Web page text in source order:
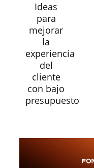
Ideas
para
mejorar
la
experiencia
del
cliente
con bajo
presupuesto